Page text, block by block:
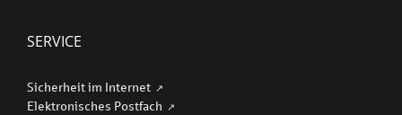
SERVICE
Sicherheit im Internet
Elektronisches Postfach